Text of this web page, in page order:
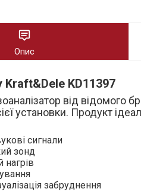
Опис
Kraft&Dele KD11397
від відомого
установки. Продукт
сигнали
зонд
нагрів
забруднення